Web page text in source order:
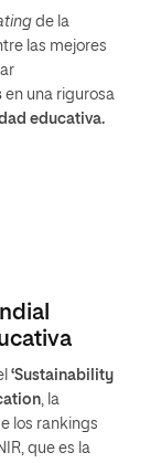
de la
las mejores
en una rigurosa
educativa.
‘Sustainability
, la
los rankings
que es la